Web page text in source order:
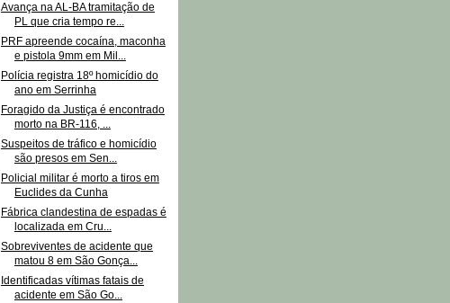
Avança na AL-BA tramitação de
PL que cria tempo re...
PRF apreende cocaína, maconha
e pistola 9mm em Mil...
Polícia registra 18º homicídio do
ano em Serrinha
Foragido da Justiça é encontrado
morto na BR-116, ...
Suspeitos de tráfico e homicídio
são presos em Sen...
Policial militar é morto a tiros em
Euclides da Cunha
Fábrica clandestina de espadas é
localizada em Cru...
Sobreviventes de acidente que
matou 8 em São Gonça...
Identificadas vítimas fatais de
acidente em São Go...